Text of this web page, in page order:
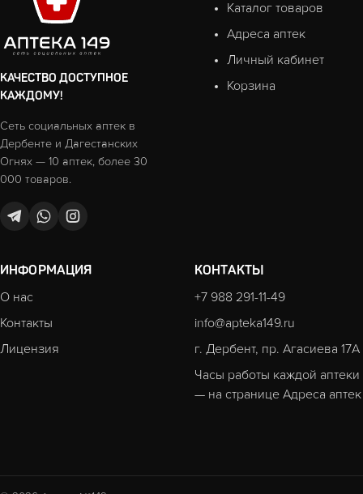
КАЧЕСТВО ДОСТУПНОЕ
КАЖДОМУ!
Сеть социальных аптек в
Дербенте и Дагестанских
Огнях — 10 аптек, более 30
000 товаров.
Каталог товаров
Адреса аптек
Личный кабинет
Корзина
ИНФОРМАЦИЯ
О нас
Контакты
Лицензия
КОНТАКТЫ
+7 988 291-11-49
info@apteka149.ru
г. Дербент, пр. Агасиева 17А
Часы работы каждой аптеки
— на странице Адреса аптек